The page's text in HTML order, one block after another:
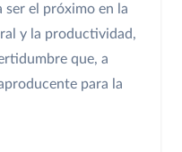
ser el próximo en la
y la productividad,
que, a
para la